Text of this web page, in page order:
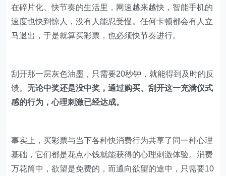
在碎片化、快节奏的生活里，网速越来越快，智能手机的
速度也快到惊人，没有人能忍受慢。任何卡顿都会有人立
马退出，于是就算买彩票，也必须快节奏进行。
刮开那一层灰色油墨，只需要20秒钟，就能得到及时的反
馈。无论中奖还是没中奖，通过购买、刮开这一充满仪式
感的行为，心理刺激已经达成。
事实上，买彩票与当下各种快消费行为共享了同一种心理
基础，它们都是花点小钱就能获得的心理刺激体验。消费
万花筒中，欲望是免费的，而通向欲望的途中，只需要10